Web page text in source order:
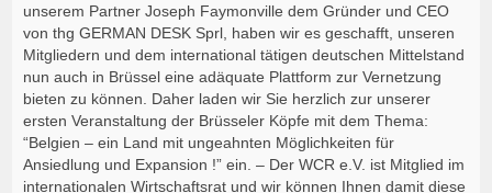
unserem Partner Joseph Faymonville dem Gründer und CEO
von thg GERMAN DESK Sprl, haben wir es geschafft, unseren
Mitgliedern und dem international tätigen deutschen Mittelstand
nun auch in Brüssel eine adäquate Plattform zur Vernetzung
bieten zu können. Daher laden wir Sie herzlich zur unserer
ersten Veranstaltung der Brüsseler Köpfe mit dem Thema:
“Belgien – ein Land mit ungeahnten Möglichkeiten für
Ansiedlung und Expansion !” ein. – Der WCR e.V. ist Mitglied im
internationalen Wirtschaftsrat und wir können Ihnen damit diese